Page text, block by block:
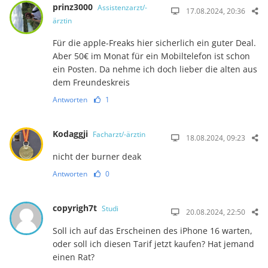
prinz3000 Assistenzarzt/-
ärztin
17.08.2024, 20:36
Für die apple-Freaks hier sicherlich ein guter Deal.
Aber 50€ im Monat für ein Mobiltelefon ist schon
ein Posten. Da nehme ich doch lieber die alten aus
dem Freundeskreis
Antworten 1
Kodaggji Facharzt/-ärztin 18.08.2024, 09:23
nicht der burner deak
Antworten 0
copyrigh7t Studi 20.08.2024, 22:50
Soll ich auf das Erscheinen des iPhone 16 warten,
oder soll ich diesen Tarif jetzt kaufen? Hat jemand
einen Rat?